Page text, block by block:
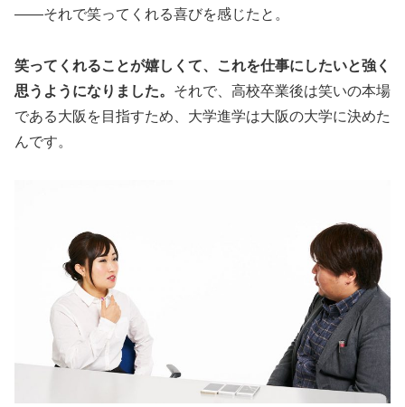
――それで笑ってくれる喜びを感じたと。
笑ってくれることが嬉しくて、これを仕事にしたいと強く
思うようになりました。 それで、高校卒業後は笑いの本場
である大阪を目指すため、大学進学は大阪の大学に決めた
んです。